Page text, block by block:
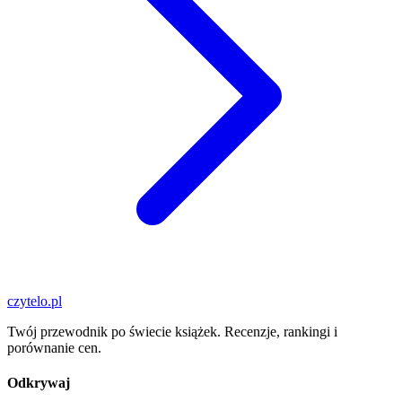
czytelo.pl
Twój przewodnik po świecie książek. Recenzje, rankingi i
porównanie cen.
Odkrywaj